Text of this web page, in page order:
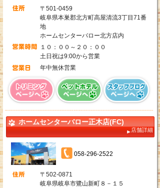
〒501-0459
岐阜県本巣郡北方町高屋清流3丁目71番
地
ホームセンターバロー北方店内
１０：００～２０：００
土日祝は9:00から営業
年中無休営業
ホームセンターバロー正木店(FC)
店舗詳細
058-296-2522
〒502-0871
岐阜県岐阜市鷺山新町８－１５